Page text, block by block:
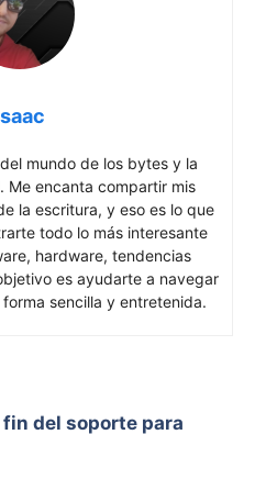
mundo de los bytes y la
Me encanta compartir mis
la escritura, y eso es lo que
todo lo más interesante
hardware, tendencias
es ayudarte a navegar
sencilla y entretenida.
del soporte para